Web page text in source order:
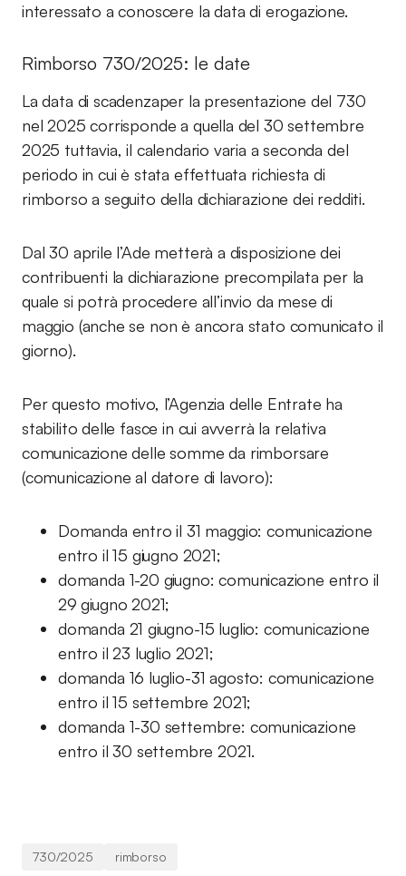
interessato a conoscere la data di erogazione.
Rimborso 730/2025: le date
La data di scadenzaper la presentazione del 730
nel 2025 corrisponde a quella del 30 settembre
2025 tuttavia, il calendario varia a seconda del
periodo in cui è stata effettuata richiesta di
rimborso a seguito della dichiarazione dei redditi.
Dal 30 aprile l’Ade metterà a disposizione dei
contribuenti la dichiarazione precompilata per la
quale si potrà procedere all’invio da mese di
maggio (anche se non è ancora stato comunicato il
giorno).
Per questo motivo, l’Agenzia delle Entrate ha
stabilito delle fasce in cui avverrà la relativa
comunicazione delle somme da rimborsare
(comunicazione al datore di lavoro):
Domanda entro il 31 maggio: comunicazione
entro il 15 giugno 2021;
domanda 1-20 giugno: comunicazione entro il
29 giugno 2021;
domanda 21 giugno-15 luglio: comunicazione
entro il 23 luglio 2021;
domanda 16 luglio-31 agosto: comunicazione
entro il 15 settembre 2021;
domanda 1-30 settembre: comunicazione
entro il 30 settembre 2021.
730/2025 rimborso